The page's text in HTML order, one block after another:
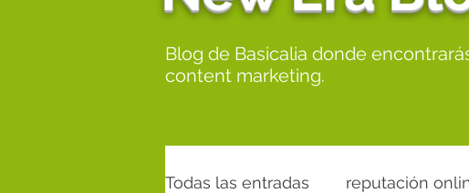
Blog de Basicalia donde
content marketing.
Todas las entradas reputación